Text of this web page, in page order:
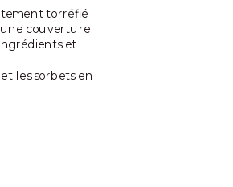
torréfié
une couverture
et
les sorbets en